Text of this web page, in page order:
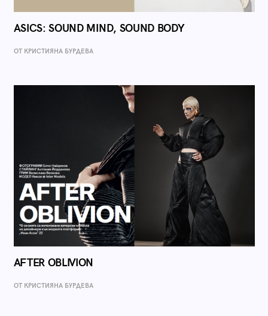
ASICS: SOUND MIND, SOUND BODY
ОТ КРИСТИЯНА БУРДЕВА
AFTER OBLIVION
ОТ КРИСТИЯНА БУРДЕВА